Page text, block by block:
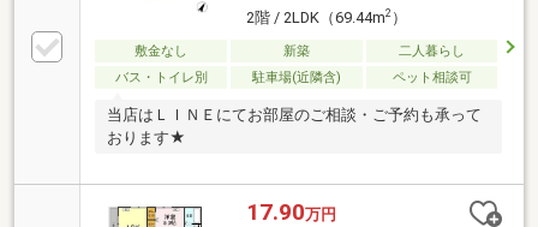
2階 / 2LDK（69.44m2）
敷金なし 新築
二人暮らし
バス・トイレ別
駐車場(近隣含) ペット相談可
当店はＬＩＮＥにてお部屋のご相談・ご予約も承って
おります★
17.90万円